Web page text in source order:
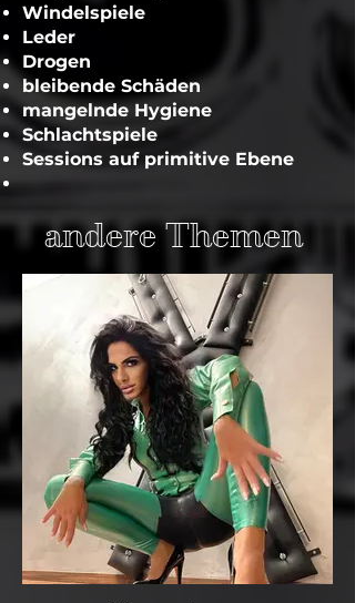
Windelspiele
Leder
Drogen
bleibende Schäden
mangelnde Hygiene
Schlachtspiele
Sessions auf primitive Ebene
andere Themen